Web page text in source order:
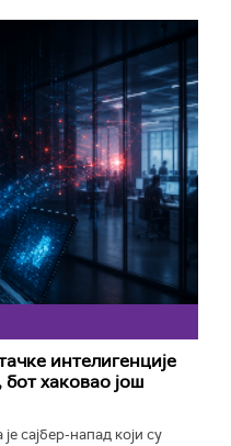
интелигенције
хаковао још
сајбер-напад који су